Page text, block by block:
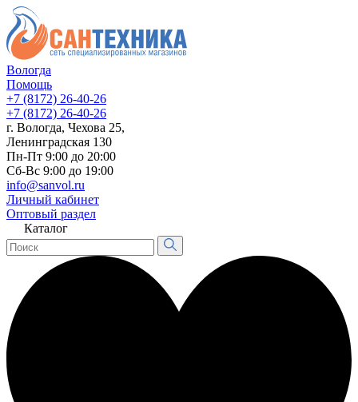
Вологда
Помощь
+7 (8172) 26-40-26
+7 (8172) 26-40-26
г. Вологда, Чехова 25,
Ленинградская 130
Пн-Пт 9:00 до 20:00
Сб-Вс 9:00 до 19:00
info@sanvol.ru
Личный кабинет
Оптовый раздел
Каталог